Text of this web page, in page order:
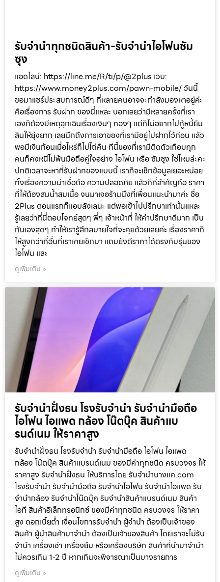
รับจำนำทุกชนิดสินค้า-รับจำนำไอโฟนซัม
ซุง
แอดไลน์: https://line.me/R/ti/p/@2plus เวบ:
https://www.money2plus.com/pawn-mobile/ วันนี้
ขอมาแชร์ประสบการณ์ดีๆ ที่หลายคนอาจจะกำลังมองหาอยู่ค่ะ
คือเรื่องการ รับฝาก ของนี่แหละ บอกเลยว่ามีหลายครั้งที่เรา
เองก็ต้องมีเหตุฉุกเฉินเรื่องเงินๆ ทองๆ แต่ก็ไม่อยากไปกู้หนี้ยืม
สินให้ยุ่งยาก เลยนึกถึงการเอาของที่เรามีอยู่ไปฝากไว้ก่อน แล้ว
พอมีเงินก้อนเมื่อไหร่ก็ไปไถ่คืน ทีนี้ของที่เรามีติดตัวเกือบทุก
คนก็คงหนีไม่พ้นมือถือคู่ใจอย่าง ไอโฟน หรือ ซัมซุง ใช่ไหมล่ะคะ
ปกติเวลาจะหาที่รับฝากของแบบนี้ เราก็จะเช็กข้อมูลเยอะหน่อย
ทั้งเรื่องความน่าเชื่อถือ ความปลอดภัย แล้วก็ที่สำคัญคือ ราคา
ที่ให้ต้องสมน้ำสมเนื้อ จนมาเจอร้านนึงที่เพื่อนแนะนำมาค่ะ ชื่อ
รู้เลยว่าที่นี่ตอบโจทย์สุดๆ พี่ๆ เจ้าหน้าที่ ให้คำปรึกษาดีมาก เป็น
กันเองสุดๆ ทำให้เรารู้สึกสบายใจที่จะคุยด้วยเลยค่ะ เรื่องราคาก็
ให้สูงกว่าที่อื่นที่เราเคยเช็กมา แถมยังตีราคาได้ตรงกับรุ่นของ
ไอโฟน และ
ดูเพิ่มเติม »
รับจำนำฝั่งธน โรงรับจำนำ รับจำนำมือถือ
ไอโฟน ไอแพด กล้อง โน๊ตบุ๊ค สินค้าแบ
รนด์เนม ให้ราคาสูง
รับจำนำฝั่งธน โรงรับจำนำ รับจำนำมือถือ ไอโฟน ไอแพด
กล้อง โน๊ตบุ๊ค สินค้าแบรนด์เนม ของมีค่าทุกชนิด ครบวงจร ให้
ราคาสูง รับจำนำฝั่งธน ให้บริการโดย รับจํานําบางแค.com
โรงรับจำนำ รับจำนำมือถือ รับจำนำไอโฟน รับจำนำไอแพด รับ
จำนำกล้อง รับจำนำโน๊ตบุ๊ค รับจำนำสินค้าแบรนด์เนม สินค้า